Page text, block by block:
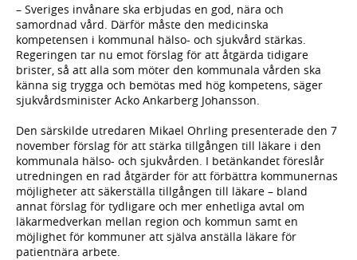
– Sveriges invånare ska erbjudas en god, nära och
samordnad vård. Därför måste den medicinska
kompetensen i kommunal hälso- och sjukvård stärkas.
Regeringen tar nu emot förslag för att åtgärda tidigare
brister, så att alla som möter den kommunala vården ska
känna sig trygga och bemötas med hög kompetens, säger
sjukvårdsminister Acko Ankarberg Johansson.
Den särskilde utredaren Mikael Ohrling presenterade den 7
november förslag för att stärka tillgången till läkare i den
kommunala hälso- och sjukvården. I betänkandet föreslår
utredningen en rad åtgärder för att förbättra kommunernas
möjligheter att säkerställa tillgången till läkare – bland
annat förslag för tydligare och mer enhetliga avtal om
läkarmedverkan mellan region och kommun samt en
möjlighet för kommuner att själva anställa läkare för
patientnära arbete.